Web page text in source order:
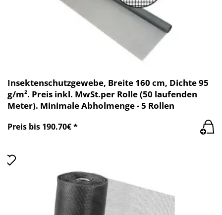
Insektenschutzgewebe, Breite 160 cm, Dichte 95
g/m². Preis inkl. MwSt.per Rolle (50 laufenden
Meter). Minimale Abholmenge - 5 Rollen
Preis bis 190.70€ *